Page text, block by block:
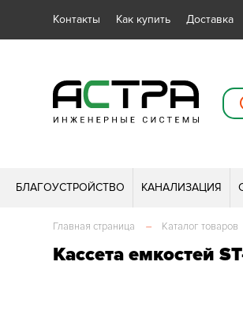
Контакты Как купить Доставка
БЛАГОУСТРОЙСТВО КАНАЛИЗАЦИЯ
Главная страница – Каталог товаров
Кассета емкостей